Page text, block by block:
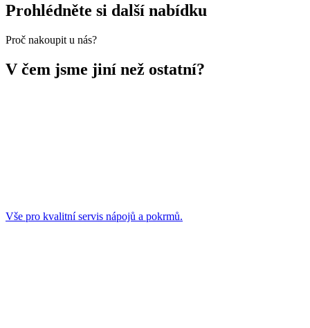
Prohlédněte si další nabídku
Proč nakoupit u nás?
V čem jsme jiní než ostatní?
Vše pro kvalitní servis nápojů a pokrmů.